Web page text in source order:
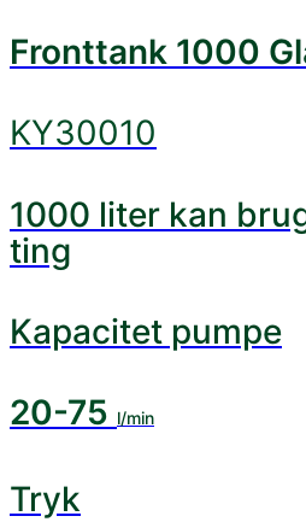
Fronttank 1000
KY30010
1000 liter kan
ting
Kapacitet pumpe
20-75 l/min
Tryk